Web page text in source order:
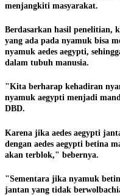
menjangkiti masyarakat.
Berdasarkan hasil penelitian,
yang ada pada nyamuk bisa
nyamuk aedes aegypti,
dalam tubuh manusia.
"Kita berharap kehadiran
nyamuk aegypti menjadi
DBD.
Karena jika aedes aegypti
dengan aedes aegypti betina
akan terblok," bebernya.
"Sementara jika nyamuk
jantan yang tidak